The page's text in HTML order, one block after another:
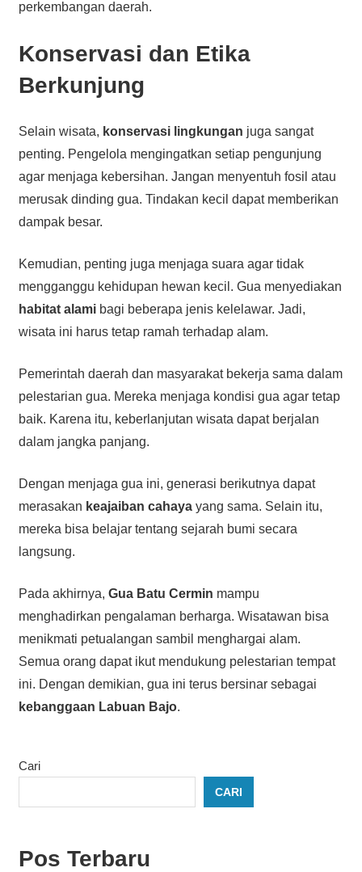
perkembangan daerah.
Konservasi dan Etika
Berkunjung
Selain wisata, konservasi lingkungan juga sangat
penting. Pengelola mengingatkan setiap pengunjung
agar menjaga kebersihan. Jangan menyentuh fosil atau
merusak dinding gua. Tindakan kecil dapat memberikan
dampak besar.
Kemudian, penting juga menjaga suara agar tidak
mengganggu kehidupan hewan kecil. Gua menyediakan
habitat alamibagi beberapa jenis kelelawar. Jadi,
wisata ini harus tetap ramah terhadap alam.
Pemerintah daerah dan masyarakat bekerja sama dalam
pelestarian gua. Mereka menjaga kondisi gua agar tetap
baik. Karena itu, keberlanjutan wisata dapat berjalan
dalam jangka panjang.
Dengan menjaga gua ini, generasi berikutnya dapat
merasakan keajaiban cahayayang sama. Selain itu,
mereka bisa belajar tentang sejarah bumi secara
langsung.
Pada akhirnya, Gua Batu Cermin mampu
menghadirkan pengalaman berharga. Wisatawan bisa
menikmati petualangan sambil menghargai alam.
Semua orang dapat ikut mendukung pelestarian tempat
ini. Dengan demikian, gua ini terus bersinar sebagai
kebanggaan Labuan Bajo.
Cari
CARI
Pos Terbaru